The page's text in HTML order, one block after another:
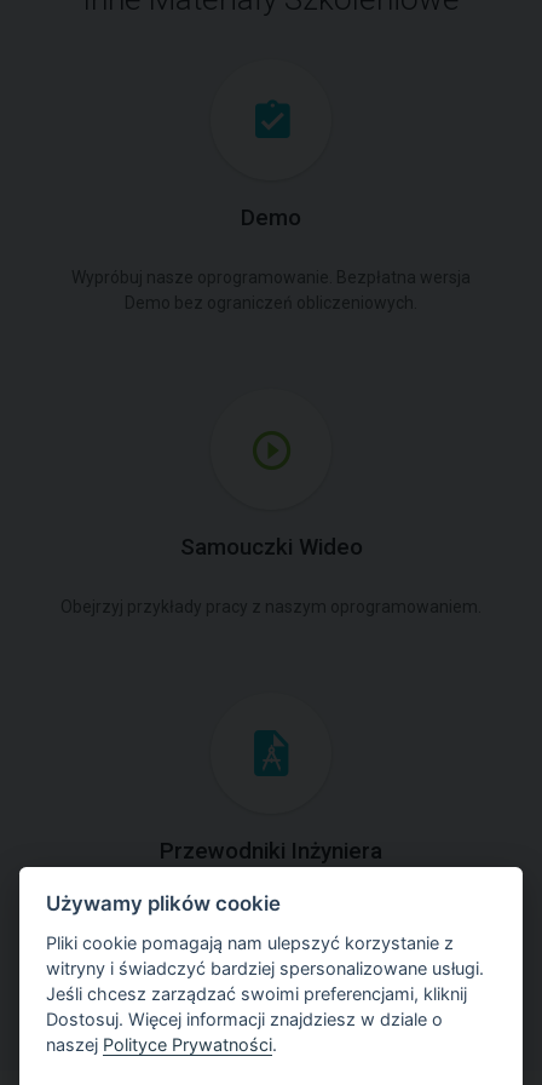
Demo
Samouczki Wideo
Przewodniki Inżyniera
Zapoznaj się z przykładami rozwiązań zadań
geotechnicznych z zastosowaniem programów GEO5.
Używamy plików cookie
Pliki cookie pomagają nam ulepszyć korzystanie z
witryny i świadczyć bardziej spersonalizowane usługi.
Jeśli chcesz zarządzać swoimi preferencjami, kliknij
Dostosuj. Więcej informacji znajdziesz w dziale o
naszej Polityce Prywatności.